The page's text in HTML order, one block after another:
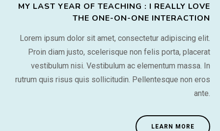
MY LAST YEAR OF TEACHING : I REALLY LOVE
THE ONE-ON-ONE INTERACTION
Lorem ipsum dolor sit amet, consectetur adipiscing elit.
Proin diam justo, scelerisque non felis porta, placerat
vestibulum nisi. Vestibulum ac elementum massa. In
rutrum quis risus quis sollicitudin. Pellentesque non eros
ante.
LEARN MORE